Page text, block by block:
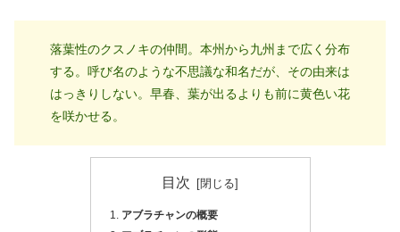
落葉性のクスノキの仲間。本州から九州まで広く分布
する。呼び名のような不思議な和名だが、その由来は
はっきりしない。早春、葉が出るよりも前に黄色い花
を咲かせる。
目次
アブラチャンの概要